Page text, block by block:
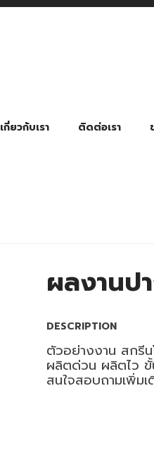
เกี่ยวกับเรา ติดต่อเรา
ผลงานป
DESCRIPTION
ตัวอย่างงาน สกรีน
ผลิตด่วน ผลิตไว ขั้
สนใจสอบถามเพิ่มเ